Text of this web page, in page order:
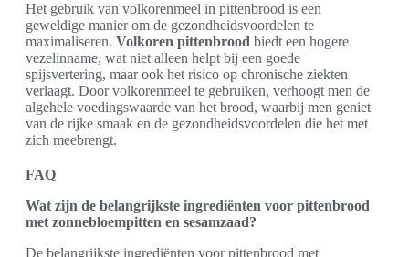
Het gebruik van volkorenmeel in pittenbrood is een
geweldige manier om de gezondheidsvoordelen te
maximaliseren. Volkoren pittenbrood biedt een hogere
vezelinname, wat niet alleen helpt bij een goede
spijsvertering, maar ook het risico op chronische ziekten
verlaagt. Door volkorenmeel te gebruiken, verhoogt men de
algehele voedingswaarde van het brood, waarbij men geniet
van de rijke smaak en de gezondheidsvoordelen die het met
zich meebrengt.
FAQ
Wat zijn de belangrijkste ingrediënten voor pittenbrood
met zonnebloempitten en sesamzaad?
De belangrijkste ingrediënten voor pittenbrood met